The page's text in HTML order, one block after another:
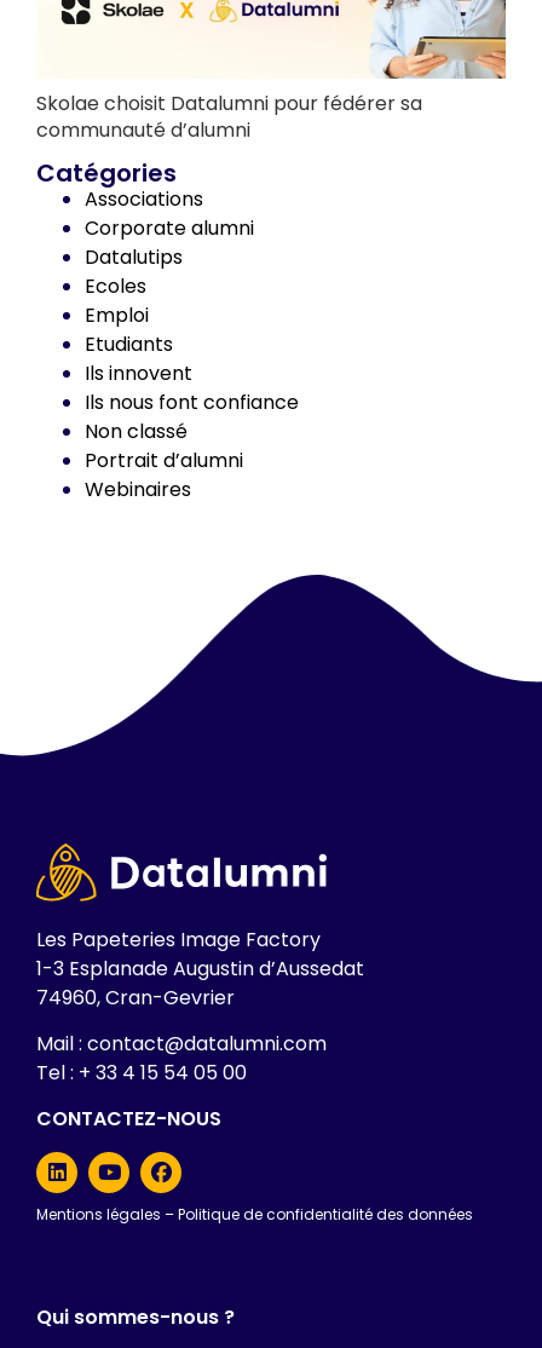
Skolae choisit Datalumni pour fédérer sa
communauté d’alumni
Catégories
Associations
Corporate alumni
Datalutips
Ecoles
Emploi
Etudiants
Ils innovent
Ils nous font confiance
Non classé
Portrait d’alumni
Webinaires
Les Papeteries Image Factory
1-3 Esplanade Augustin d’Aussedat
74960, Cran-Gevrier
Mail : contact@datalumni.com
Tel : + 33 4 15 54 05 00
CONTACTEZ-NOUS
Mentions légales –Politique de confidentialité des données
Qui sommes-nous ?